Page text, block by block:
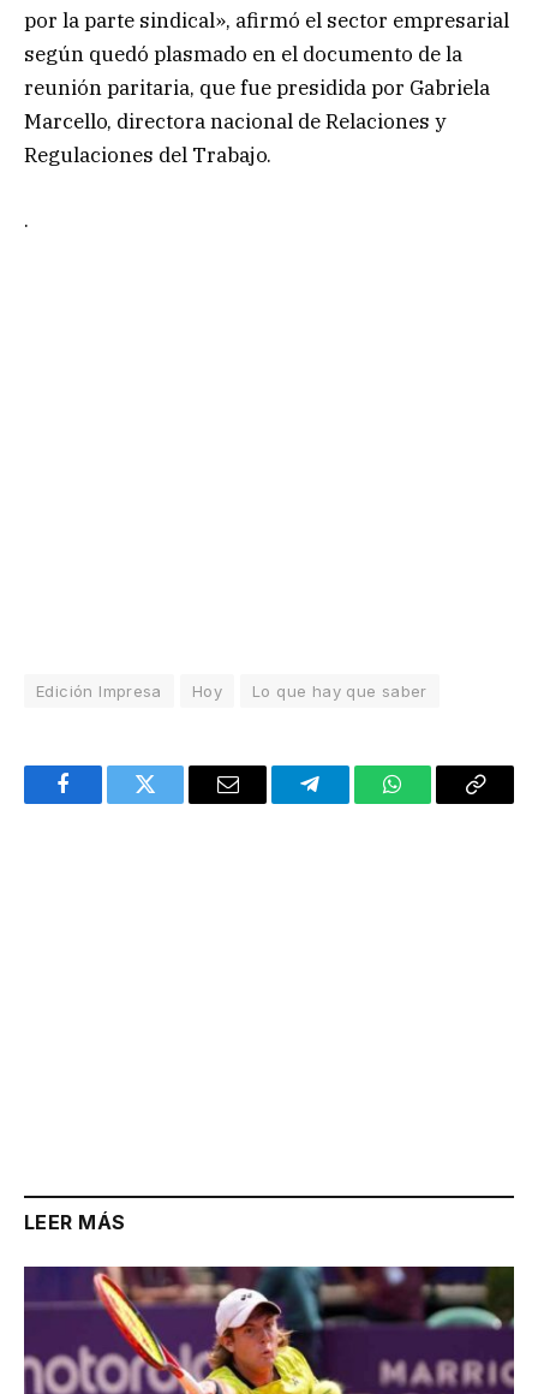
por la parte sindical», afirmó el sector empresarial
según quedó plasmado en el documento de la
reunión paritaria, que fue presidida por Gabriela
Marcello, directora nacional de Relaciones y
Regulaciones del Trabajo.
.
Edición Impresa Hoy Lo que hay que saber
FacebookTwitter Email TelegramWhatsAppCopy
LEER MÁS